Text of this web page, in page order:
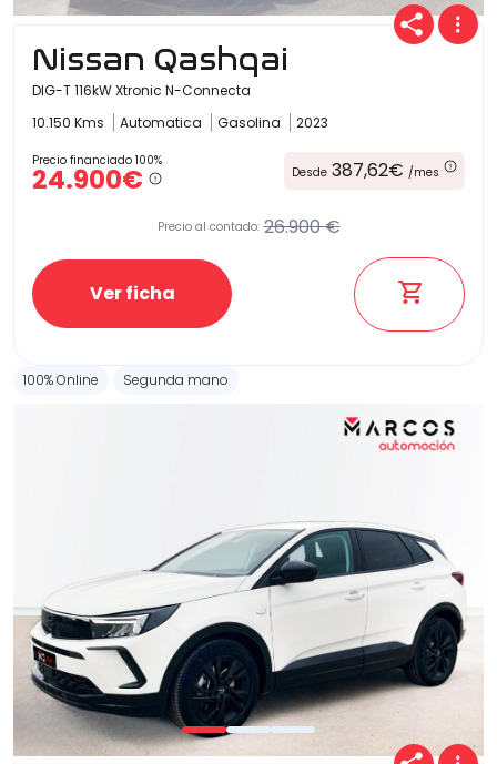
Nissan Qashqai
DIG-T 116kW Xtronic N-Connecta
10.150 Kms
Automatica Gasolina 2023
Precio financiado 100%
24.900€ Desde 387,62€ /mes
Precio al contado: 26.900 €
Ver ficha
100% Online Segunda mano